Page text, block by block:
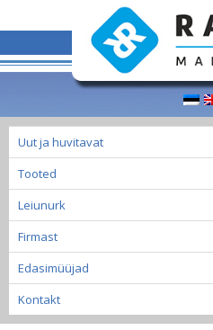
Uut ja huvitavat
Tooted
Leiunurk
Firmast
Edasimüüjad
Kontakt